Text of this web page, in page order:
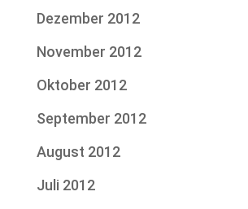
Dezember 2012
November 2012
Oktober 2012
September 2012
August 2012
Juli 2012